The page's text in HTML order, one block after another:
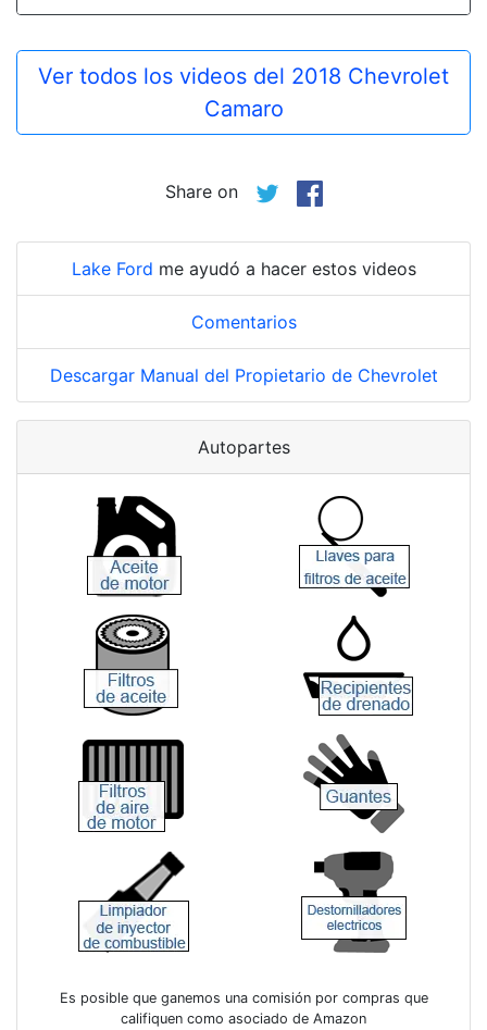
Ver todos los videos del 2018 Chevrolet
Camaro
Share on
Lake Ford me ayudó a hacer estos videos
Comentarios
Descargar Manual del Propietario de Chevrolet
Autopartes
Es posible que ganemos una comisión por compras que
califiquen como asociado de Amazon